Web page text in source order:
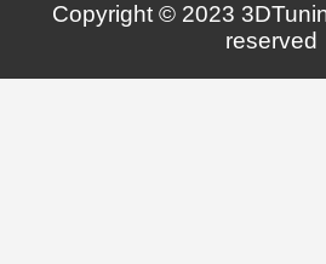
Copyright © 2023
reserved